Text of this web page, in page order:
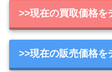
>>現在の買取価格を
>>現在の販売価格を